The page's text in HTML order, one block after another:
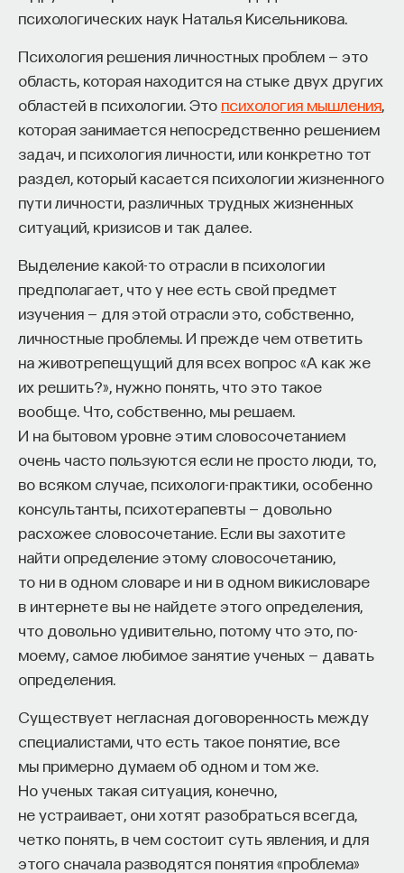
психологических наук Наталья Кисельникова.
Психология решения личностных проблем — это
область, которая находится на стыке двух других
областей в психологии. Это психология мышления
которая занимается непосредственно решением
задач, и психология личности, или конкретно тот
раздел, который касается психологии жизненного
пути личности, различных трудных жизненных
ситуаций, кризисов и так далее.
Выделение какой-то отрасли в психологии
предполагает, что у нее есть свой предмет
изучения — для этой отрасли это, собственно,
личностные проблемы. И прежде чем ответить
на животрепещущий для всех вопрос «А как же
их решить?», нужно понять, что это такое
вообще. Что, собственно, мы решаем.
И на бытовом уровне этим словосочетанием
очень часто пользуются если не просто люди, то,
во всяком случае, психологи-практики, особенно
консультанты, психотерапевты — довольно
расхожее словосочетание. Если вы захотите
найти определение этому словосочетанию,
то ни в одном словаре и ни в одном викисловаре
в интернете вы не найдете этого определения,
что довольно удивительно, потому что это, по-
моему, самое любимое занятие ученых — давать
определения.
Существует негласная договоренность между
специалистами, что есть такое понятие, все
мы примерно думаем об одном и том же.
Но ученых такая ситуация, конечно,
не устраивает, они хотят разобраться всегда,
четко понять, в чем состоит суть явления, и для
этого сначала разводятся понятия «проблема»
восполнялись и мы просыпались отдохнувшими.
Ответы на эти и другие вопросы можно найти,
записавшисьна курс «Наука сна: как управлять
своим сном».
Пройдя этот курс, вы научитесь:
— Лучше понимать, что происходит с нами
во сне
— Определять, какими способами можно
улучшить свой сон
— Использовать когнитивно-поведенческую
терапию и другие подходы при нарушениях
сна
Автор курса:Михаил Полуэктов— врач-
сомнолог, доцент кафедры нервных
болезней и нейрохирургии Первого МГМУ
им. И. М. Сеченова, заведующий отделением
медицины сна университетской клинической
больницы № 3.
3/10/2025
НАД МАТЕРИАЛОМ РАБОТАЛИ
Михаил Полуэктов
кандидат медицинских наук, доцент Первого
МГМУ им. И. М. Сеченова
историк Александр Сидоров («Средневековье»),
филолог Виктор Лемпицкий («Изучение мертвых
языков ») и физик Владимир Кузнецов («Загадки
Солнца»).
Как наши память, потребности и эмоции
связаны с передачей сигналов
доктора биологических наук Вячеслава
Дубынина «Химия между нейронами».
2/1/2021
НАПИСАТЬ НАМ
НАД МАТЕРИАЛОМ РАБОТАЛИ
Ивар Максутов
издатель, сооснователь Редакционно-
кафедры физиологии человека и животных
им. М. В. Ломоносова, специалист в области
Илья Гриднев
Научный редактор
МОЗГ